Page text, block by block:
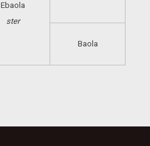
Ebaola
ster
Baola